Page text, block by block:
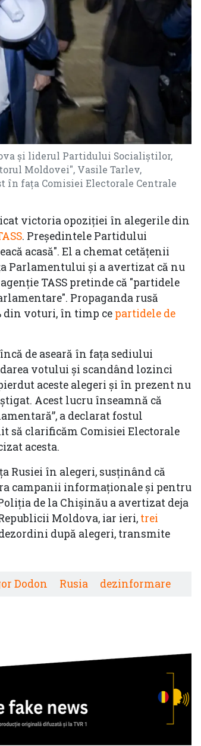
și liderul Partidului Socialiștilor,
Moldovei", Vasile Tarlev,
fața Comisiei Electorale Centrale
victoria opoziției în alegerile din
. Preşedintele Partidului
acasă". El a chemat cetăţenii
Parlamentului şi a avertizat că nu
TASS pretinde că "partidele
Propaganda rusă
din voturi, în timp ce partidele de
de aseară în faţa sediului
votului şi scandând lozinci
aceste alegeri și în prezent nu
Acest lucru înseamnă că
a declarat fostul
să clarificăm Comisiei Electorale
acesta.
Rusiei în alegeri, susținând că
campanii informaționale și pentru
de la Chişinău a avertizat deja
Moldova, iar ieri, trei
după alegeri, transmite
Dodon Rusia dezinformare